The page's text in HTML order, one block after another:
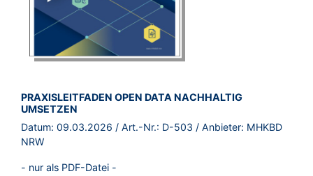
BROSCHÜRE:
PRAXISLEITFADEN OPEN DATA NACHHALTIG
UMSETZEN
Datum: 09.03.2026 / Art.-Nr.: D-503 / Anbieter: MHKBD
NRW
- nur als PDF-Datei -